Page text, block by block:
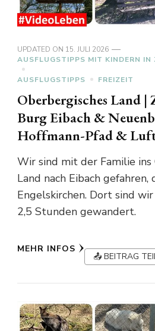
UPDATED ON 15. JULI 2026
AUSFLUGSTIPPS MIT KINDERN IN
AUSFLUGSTIPPS FREIZEIT
Oberbergisches Land |
Burg Eibach &
Hoffmann-Pfad &
Wir sind mit der Familie ins
Land nach Eibach
Engelskirchen. Dort sind
2,5 Stunden gewandert.
MEHR INFOS
📤 BEITRAG